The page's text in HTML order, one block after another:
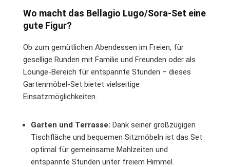
Wo macht das Bellagio Lugo/Sora-Set eine
gute Figur?
Ob zum gemütlichen Abendessen im Freien, für
gesellige Runden mit Familie und Freunden oder als
Lounge-Bereich für entspannte Stunden – dieses
Gartenmöbel-Set bietet vielseitige
Einsatzmöglichkeiten.
Garten und Terrasse: Dank seiner großzügigen
Tischfläche und bequemen Sitzmöbeln ist das Set
optimal für gemeinsame Mahlzeiten und
entspannte Stunden unter freiem Himmel.